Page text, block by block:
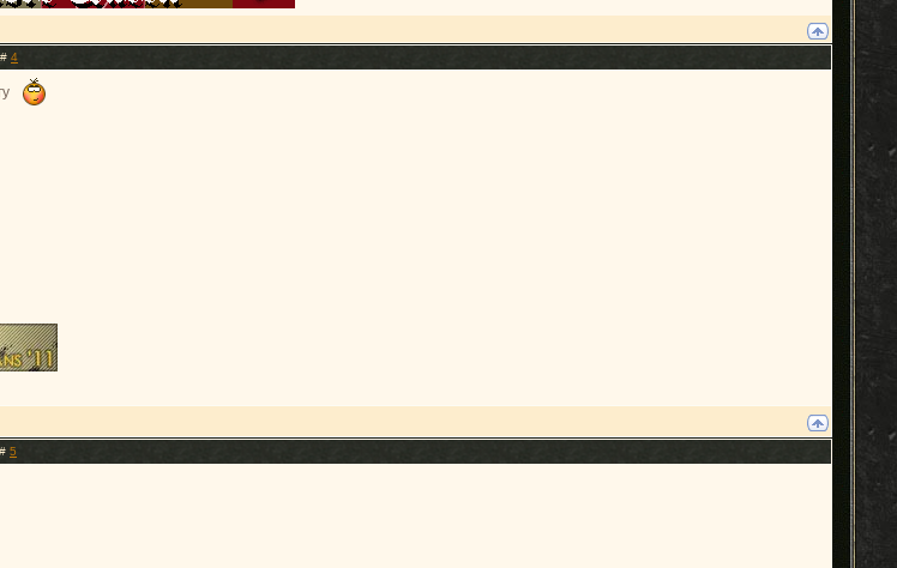
4
5